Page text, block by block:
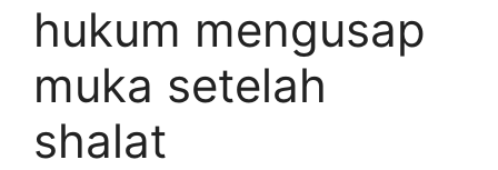
hukum mengusap
muka setelah
shalat